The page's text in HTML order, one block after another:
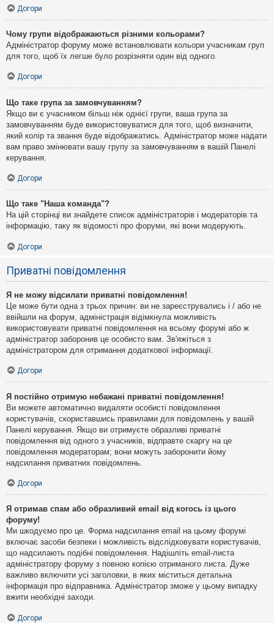
Догори
Чому групи відображаються різними кольорами?
Адміністратор форуму може встановлювати кольори учасникам груп
для того, щоб їх легше було розрізняти один від одного.
Догори
Що таке група за замовчуванням?
Якщо ви є учасником більш ніж однієї групи, ваша група за
замовчуванням буде використовуватися для того, щоб визначити,
який колір та звання буде відображатись. Адміністратор може надати
вам право змінювати вашу групу за замовчуванням в вашій Панелі
керування.
Догори
Що таке "Наша команда"?
На цій сторінці ви знайдете список адміністраторів і модераторів та
інформацію, таку як відомості про форуми, які вони модерують.
Догори
Приватні повідомлення
Я не можу відсилати приватні повідомлення!
Це може бути одна з трьох причин: ви не зареєструвались і / або не
ввійшли на форум, адміністрація відімкнула можливість
використовувати приватні повідомлення на всьому форумі або ж
адміністратор заборонив це особисто вам. Зв'яжіться з
адміністратором для отримання додаткової інформації.
Догори
Я постійно отримую небажані приватні повідомлення!
Ви можете автоматично видаляти особисті повідомлення
користувачів, скориставшись правилами для повідомлень у вашій
Панелі керування. Якщо ви отримуєте образливі приватні
повідомлення від одного з учасників, відправте скаргу на це
повідомлення модераторам; вони можуть заборонити йому
надсилання приватних повідомлень.
Догори
Я отримав спам або образливий email від когось із цього
форуму!
Ми шкодуємо про це. Форма надсилання email на цьому форумі
включає засоби безпеки і можливість відслідковувати користувачів,
що надсилають подібні повідомлення. Надішліть email-листа
адміністратору форуму з повною копією отриманого листа. Дуже
важливо включити усі заголовки, в яких міститься детальна
інформація про відправника. Адміністратор зможе у цьому випадку
вжити необхідні заходи.
Догори